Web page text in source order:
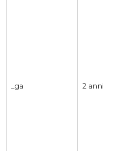
_ga 2 anni